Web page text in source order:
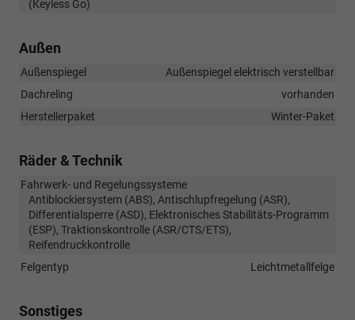
(Keyless Go)
Außen
Außenspiegel
Außenspiegel elektrisch verstellbar
Dachreling
vorhanden
Herstellerpaket
Winter-Paket
Räder & Technik
Fahrwerk- und Regelungssysteme
Antiblockiersystem (ABS), Antischlupfregelung (ASR),
Differentialsperre (ASD), Elektronisches Stabilitäts-Programm
(ESP), Traktionskontrolle (ASR/CTS/ETS),
Reifendruckkontrolle
Felgentyp
Leichtmetallfelge
Sonstiges